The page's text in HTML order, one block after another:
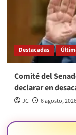
Destacadas
Comité del
declarar en
JC 6 agosto,